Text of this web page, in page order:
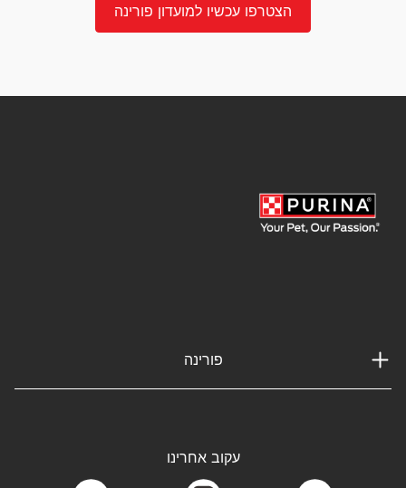
הצטרפו עכשיו למועדון פורינה
פורינה
עקוב אחרינו